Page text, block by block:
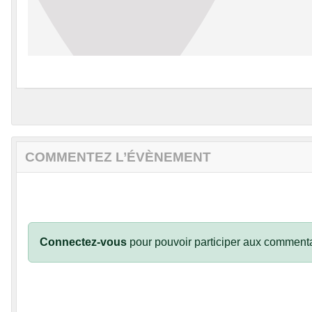
COMMENTEZ L’ÉVÈNEMENT
Connectez-vous pour pouvoir participer aux